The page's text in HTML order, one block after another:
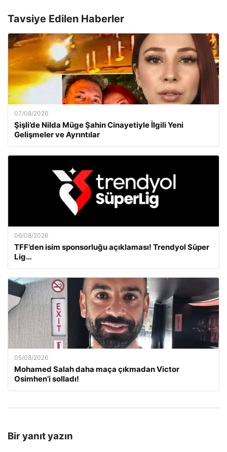
Tavsiye Edilen Haberler
07/08/2026
Şişli’de Nilda Müge Şahin Cinayetiyle İlgili Yeni
Gelişmeler ve Ayrıntılar
06/08/2026
TFF’den isim sponsorluğu açıklaması! Trendyol Süper
Lig…
05/08/2026
Mohamed Salah daha maça çıkmadan Victor
Osimhen’i solladı!
Bir yanıt yazın